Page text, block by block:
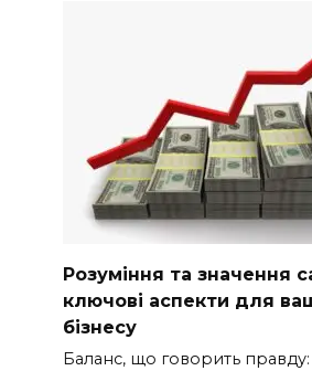
Розуміння та значення
ключові аспекти для
бізнесу
Баланс, що говорить